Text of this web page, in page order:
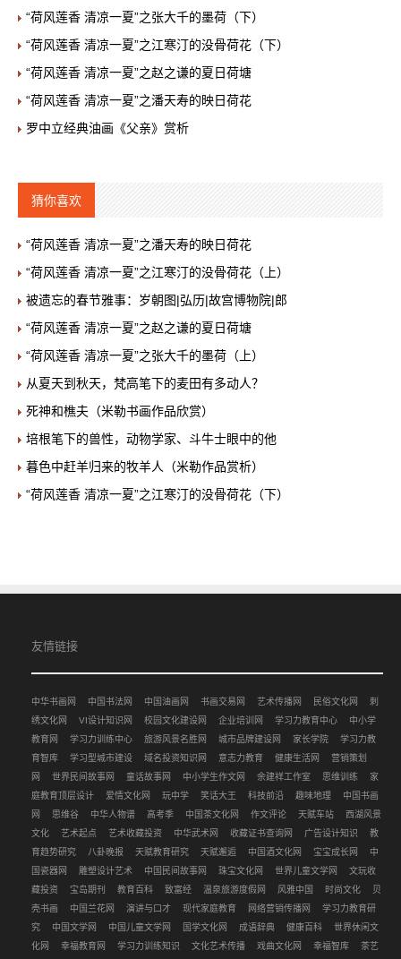
“荷风莲香 清凉一夏”之张大千的墨荷（下）
“荷风莲香 清凉一夏”之江寒汀的没骨荷花（下）
“荷风莲香 清凉一夏”之赵之谦的夏日荷塘
“荷风莲香 清凉一夏”之潘天寿的映日荷花
罗中立经典油画《父亲》赏析
猜你喜欢
“荷风莲香 清凉一夏”之潘天寿的映日荷花
“荷风莲香 清凉一夏”之江寒汀的没骨荷花（上）
被遗忘的春节雅事：岁朝图|弘历|故宫博物院|郎
“荷风莲香 清凉一夏”之赵之谦的夏日荷塘
“荷风莲香 清凉一夏”之张大千的墨荷（上）
从夏天到秋天，梵高笔下的麦田有多动人？
死神和樵夫（米勒书画作品欣赏）
培根笔下的兽性，动物学家、斗牛士眼中的他
暮色中赶羊归来的牧羊人（米勒作品赏析）
“荷风莲香 清凉一夏”之江寒汀的没骨荷花（下）
友情链接
中华书画网 中国书法网 中国油画网 书画交易网 艺术传播网 民俗文化网
刺
绣文化网
VI设计知识网 校园文化建设网 企业培训网 学习力教育中心
中小学
教育网
学习力训练中心 旅游风景名胜网 城市品牌建设网 家长学院
学习力教
育智库
学习型城市建设 域名投资知识网 意志力教育 健康生活网
营销策划
网
世界民间故事网 童话故事网 中小学生作文网 余建祥工作室 思维训练
家
庭教育顶层设计
爱情文化网 玩中学 笑话大王 科技前沿 趣味地理
中国书画
网
思维谷 中华人物谱 高考季 中国茶文化网 作文评论 天赋车站
西湖风景
文化
艺术起点 艺术收藏投资 中华武术网 收藏证书查询网 广告设计知识
教
育趋势研究
八卦晚报 天赋教育研究 天赋邂逅 中国酒文化网 宝宝成长网
中
国瓷器网
雕塑设计艺术 中国民间故事网 珠宝文化网 世界儿童文学网
文玩收
藏投资
宝岛期刊 教育百科 致富经 温泉旅游度假网 风雅中国 时尚文化
贝
壳书画
中国兰花网 演讲与口才 现代家庭教育 网络营销传播网
学习力教育研
究
中国文学网 中国儿童文学网 国学文化网 成语辞典 健康百科
世界休闲文
化网
幸福教育网 学习力训练知识 文化艺术传播 戏曲文化网 幸福智库 茶艺